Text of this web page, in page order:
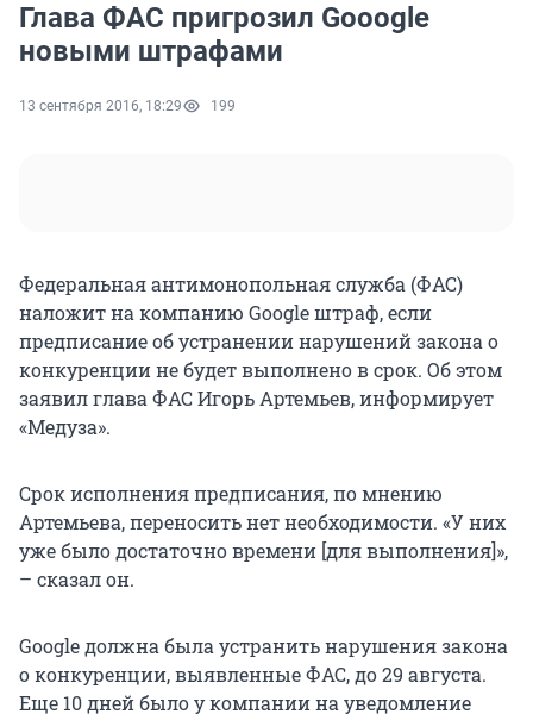
Глава ФАС пригрозил Gooogle
новыми штрафами
13 сентября 2016, 18:29 199
Федеральная антимонопольная служба (ФАС)
наложит на компанию Google штраф, если
предписание об устранении нарушений закона о
конкуренции не будет выполнено в срок. Об этом
заявил глава ФАС Игорь Артемьев, информирует
«Медуза».
Срок исполнения предписания, по мнению
Артемьева, переносить нет необходимости. «У них
уже было достаточно времени [для выполнения]»,
– сказал он.
Google должна была устранить нарушения закона
о конкуренции, выявленные ФАС, до 29 августа.
Еще 10 дней было у компании на уведомление